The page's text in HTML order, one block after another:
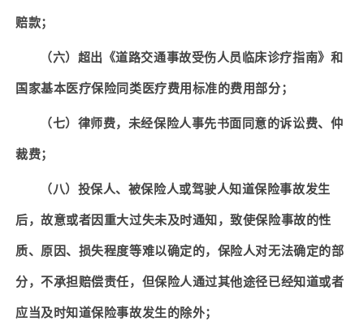
赔款；
（六）超出《道路交通事故受伤人员临床诊疗指南》和
国家基本医疗保险同类医疗费用标准的费用部分；
（七） 律师费，未经保险人事先书面同意的诉讼费、仲
裁费；
（八）投保人、被保险人或驾驶人知道保险事故发生
后，故意或者因重大过失未及时通知，致使保险事故的性
质、原因、损失程度等难以确定的，保险人对无法确定的部
分，不承担赔偿责任，但保险人通过其他途径已经知道或者
应当及时知道保险事故发生的除外；